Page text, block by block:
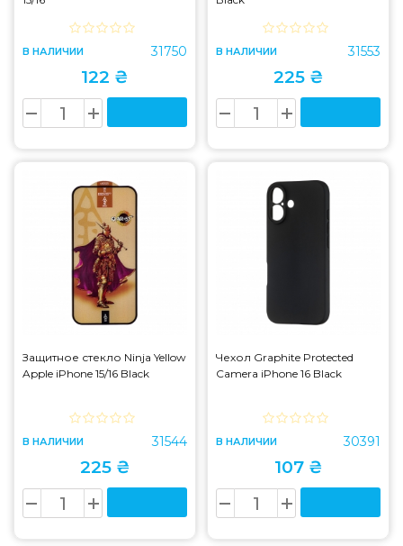
В НАЛИЧИИ 31750
122 ₴
В НАЛИЧИИ 31553
225 ₴
Защитное стекло Ninja Yellow
Apple iPhone 15/16 Black
В НАЛИЧИИ 31544
225 ₴
Чехол Graphite Protected
Camera iPhone 16 Black
В НАЛИЧИИ 30391
107 ₴